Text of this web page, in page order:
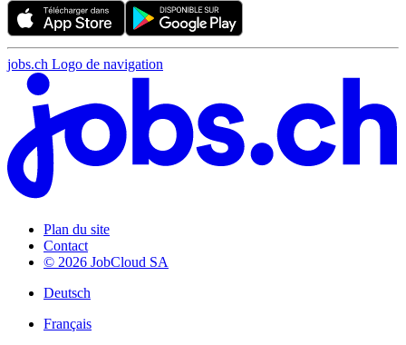
jobs.ch Logo de navigation
Plan du site
Contact
© 2026 JobCloud SA
Deutsch
Français